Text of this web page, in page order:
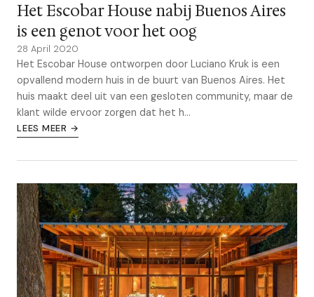
Het Escobar House nabij Buenos Aires
is een genot voor het oog
28 April 2020
Het Escobar House ontworpen door Luciano Kruk is een
opvallend modern huis in de buurt van Buenos Aires. Het
huis maakt deel uit van een gesloten community, maar de
klant wilde ervoor zorgen dat het h...
LEES MEER →